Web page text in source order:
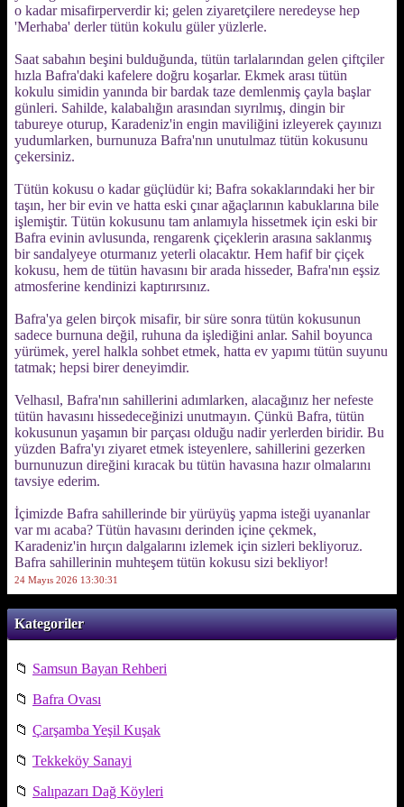
Kategoriler
📁 Samsun Bayan Rehberi
📁 Bafra Ovası
📁 Çarşamba Yeşil Kuşak
📁 Tekkeköy Sanayi
📁 Salıpazarı Dağ Köyleri
o kadar misafirperverdir ki; gelen ziyaretçilere neredeyse hep
'Merhaba' derler tütün kokulu güler yüzlerle.
Saat sabahın beşini bulduğunda, tütün tarlalarından gelen çiftçiler
hızla Bafra'daki kafelere doğru koşarlar. Ekmek arası tütün
kokulu simidin yanında bir bardak taze demlenmiş çayla başlar
günleri. Sahilde, kalabalığın arasından sıyrılmış, dingin bir
tabureye oturup, Karadeniz'in engin maviliğini izleyerek çayınızı
yudumlarken, burnunuza Bafra'nın unutulmaz tütün kokusunu
çekersiniz.
Tütün kokusu o kadar güçlüdür ki; Bafra sokaklarındaki her bir
taşın, her bir evin ve hatta eski çınar ağaçlarının kabuklarına bile
işlemiştir. Tütün kokusunu tam anlamıyla hissetmek için eski bir
Bafra evinin avlusunda, rengarenk çiçeklerin arasına saklanmış
bir sandalyeye oturmanız yeterli olacaktır. Hem hafif bir çiçek
kokusu, hem de tütün havasını bir arada hisseder, Bafra'nın eşsiz
atmosferine kendinizi kaptırırsınız.
Bafra'ya gelen birçok misafir, bir süre sonra tütün kokusunun
sadece burnuna değil, ruhuna da işlediğini anlar. Sahil boyunca
yürümek, yerel halkla sohbet etmek, hatta ev yapımı tütün suyunu
tatmak; hepsi birer deneyimdir.
Velhasıl, Bafra'nın sahillerini adımlarken, alacağınız her nefeste
tütün havasını hissedeceğinizi unutmayın. Çünkü Bafra, tütün
kokusunun yaşamın bir parçası olduğu nadir yerlerden biridir. Bu
yüzden Bafra'yı ziyaret etmek isteyenlere, sahillerini gezerken
burnunuzun direğini kıracak bu tütün havasına hazır olmalarını
tavsiye ederim.
İçimizde Bafra sahillerinde bir yürüyüş yapma isteği uyananlar
var mı acaba? Tütün havasını derinden içine çekmek,
Karadeniz'in hırçın dalgalarını izlemek için sizleri bekliyoruz.
Bafra sahillerinin muhteşem tütün kokusu sizi bekliyor!
24 Mayıs 2026 13:30:31